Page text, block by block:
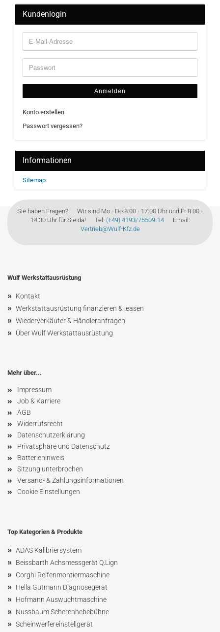
Kundenlogin
Anmelden
Konto erstellen
Passwort vergessen?
Informationen
Sitemap
Sie haben Fragen? Wir sind Mo - Do 8:00 - 17:00 Uhr und Fr 8:00 -
14:30 Uhr für Sie da! Tel: (+49) 4193/75509-14Email:
Vertrieb@Wulf-Kfz.de
Wulf Werkstattausrüstung
» Kontakt
» Werkstattausrüstung finanzieren & leasen
» Wiederverkäufer & Händleranfragen
» Über Wulf Werkstattausrüstung
Mehr über...
Impressum
Job & Karriere
AGB
Widerrufsrecht
Datenschutzerklärung
Privatsphäre und Datenschutz
Batteriehinweis
Sitzung unterbrochen
Versand- & Zahlungsinformationen
Cookie Einstellungen
Top Kategorien & Produkte
» ADAS Kalibriersystem
» Beissbarth Achsmessgerät Q.Lign
» Corghi Reifenmontiermaschine
» Hella Gutmann Diagnosegerät
» Hofmann Auswuchtmaschine
» NussbaumScherenhebebühne
» Scheinwerfereinstellgerät